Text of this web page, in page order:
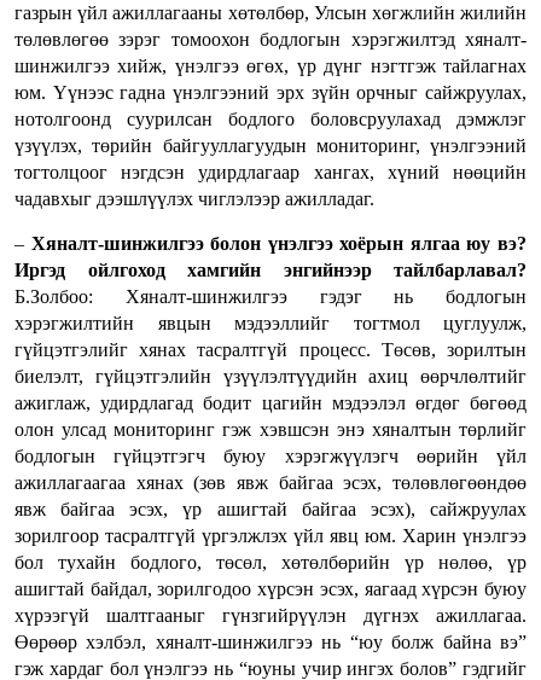
газрын үйл ажиллагааны хөтөлбөр, Улсын хөгжлийн жилийн
төлөвлөгөө зэрэг томоохон бодлогын хэрэгжилтэд хяналт-
шинжилгээ хийж, үнэлгээ өгөх, үр дүнг нэгтгэж тайлагнах
юм. Үүнээс гадна үнэлгээний эрх зүйн орчныг сайжруулах,
нотолгоонд суурилсан бодлого боловсруулахад дэмжлэг
үзүүлэх, төрийн байгууллагуудын мониторинг, үнэлгээний
тогтолцоог нэгдсэн удирдлагаар хангах, хүний нөөцийн
чадавхыг дээшлүүлэх чиглэлээр ажилладаг.
– Хяналт-шинжилгээ болон үнэлгээ хоёрын ялгаа юу вэ?
Иргэд ойлгоход хамгийн энгийнээр тайлбарлавал?
Б.Золбоо: Хяналт-шинжилгээ гэдэг нь бодлогын
хэрэгжилтийн явцын мэдээллийг тогтмол цуглуулж,
гүйцэтгэлийг хянах тасралтгүй процесс. Төсөв, зорилтын
биелэлт, гүйцэтгэлийн үзүүлэлтүүдийн ахиц өөрчлөлтийг
ажиглаж, удирдлагад бодит цагийн мэдээлэл өгдөг бөгөөд
олон улсад мониторинг гэж хэвшсэн энэ хяналтын төрлийг
бодлогын гүйцэтгэгч буюу хэрэгжүүлэгч өөрийн үйл
ажиллагаагаа хянах (зөв явж байгаа эсэх, төлөвлөгөөндөө
явж байгаа эсэх, үр ашигтай байгаа эсэх), сайжруулах
зорилгоор тасралтгүй үргэлжлэх үйл явц юм. Харин үнэлгээ
бол тухайн бодлого, төсөл, хөтөлбөрийн үр нөлөө, үр
ашигтай байдал, зорилгодоо хүрсэн эсэх, яагаад хүрсэн буюу
хүрээгүй шалтгааныг гүнзгийрүүлэн дүгнэх ажиллагаа.
Өөрөөр хэлбэл, хяналт-шинжилгээ нь “юу болж байна вэ”
гэж хардаг бол үнэлгээ нь “юуны учир ингэх болов” гэдгийг